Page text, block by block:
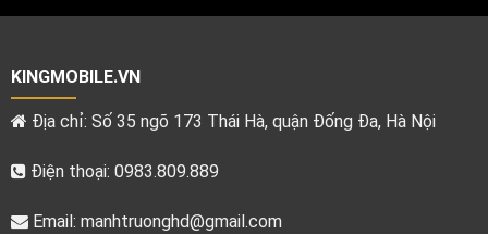
KINGMOBILE.VN
Địa chỉ: Số 35 ngõ 173 Thái Hà, quận Đống Đa, Hà Nội
Điện thoại: 0983.809.889
Email: manhtruonghd@gmail.com